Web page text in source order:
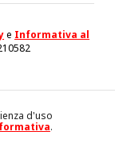
e Informativa al
d'uso
.